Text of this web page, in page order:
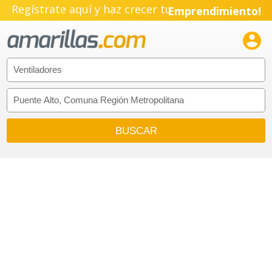
Regístrate aquí y haz crecer tuEmprendimiento!
